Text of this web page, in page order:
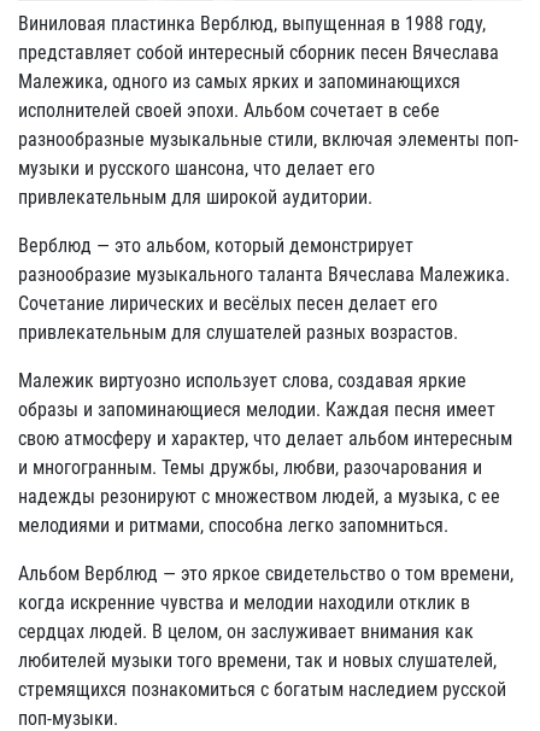
Виниловая пластинка Верблюд, выпущенная в 1988 году,
представляет собой интересный сборник песен Вячеслава
Малежика, одного из самых ярких и запоминающихся
исполнителей своей эпохи. Альбом сочетает в себе
разнообразные музыкальные стили, включая элементы поп-
музыки и русского шансона, что делает его
привлекательным для широкой аудитории.
Верблюд — это альбом, который демонстрирует
разнообразие музыкального таланта Вячеслава Малежика.
Сочетание лирических и весёлых песен делает его
привлекательным для слушателей разных возрастов.
Малежик виртуозно использует слова, создавая яркие
образы и запоминающиеся мелодии. Каждая песня имеет
свою атмосферу и характер, что делает альбом интересным
и многогранным. Темы дружбы, любви, разочарования и
надежды резонируют с множеством людей, а музыка, с ее
мелодиями и ритмами, способна легко запомниться.
Альбом Верблюд — это яркое свидетельство о том времени,
когда искренние чувства и мелодии находили отклик в
сердцах людей. В целом, он заслуживает внимания как
любителей музыки того времени, так и новых слушателей,
стремящихся познакомиться с богатым наследием русской
поп-музыки.